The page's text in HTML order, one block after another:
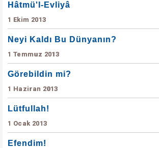
Hâtmü'l-Evliyâ
1 Ekim 2013
Neyi Kaldı Bu Dünyanın?
1 Temmuz 2013
Görebildin mi?
1 Haziran 2013
Lütfullah!
1 Ocak 2013
Efendim!